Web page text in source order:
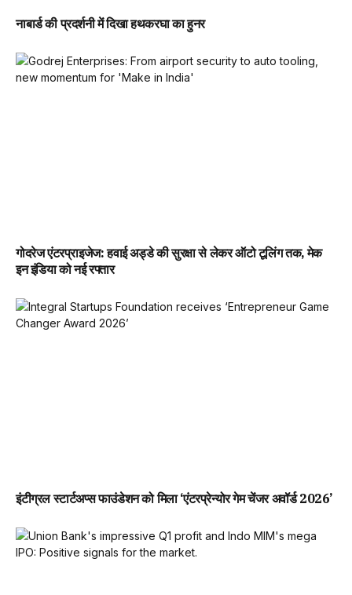
नाबार्ड की प्रदर्शनी में दिखा हथकरघा का हुनर
गोदरेज एंटरप्राइजेज: हवाई अड्डे की सुरक्षा से लेकर ऑटो टूलिंग तक, मेक
इन इंडिया को नई रफ्तार
इंटीग्रल स्टार्टअप्स फाउंडेशन को मिला ‘एंटरप्रेन्योर गेम चेंजर अवॉर्ड 2026’